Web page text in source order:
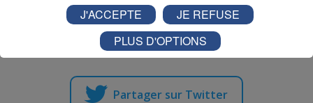
Partager sur Facebook
Partager sur Twitter
J'ACCEPTE
JE REFUSE
PLUS D'OPTIONS